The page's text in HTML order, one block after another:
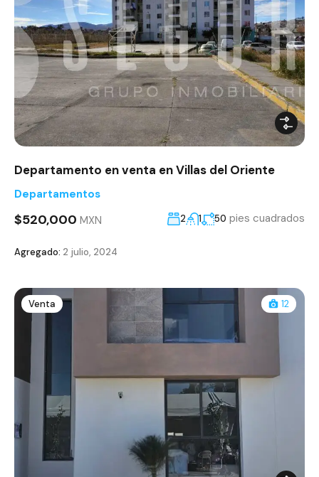
Departamento en venta en Villas del Oriente
Departamentos
$520,000 MXN 2 1 50 pies cuadrados
Agregado: 2 julio, 2024
Venta 12